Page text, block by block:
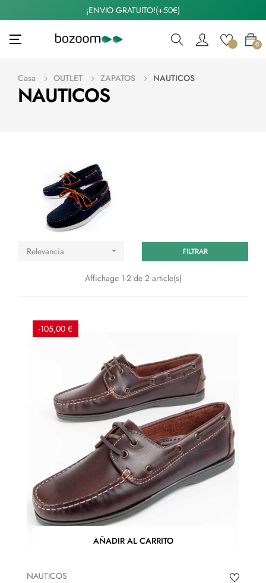
¡ENVIO GRATUITO!(+50€)
Navegación
☰ 0
NAUTICOS
Casa OUTLET ZAPATOS NAUTICOS
Relevancia  FILTRAR
Affichage 1-2 de 2 article(s)
-105,00 €
AÑADIR AL CARRITO
NAUTICOS